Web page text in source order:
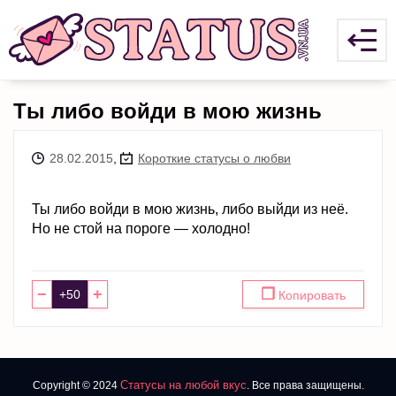
Ты либо войди в мою жизнь
28.02.2015 Короткие статусы о любви
Ты либо войди в мою жизнь, либо выйди из неё.
Но не стой на пороге — холодно!
− + ❐ Копировать
Copyright © 2024 Статусы на любой вкус. Все права защищены.